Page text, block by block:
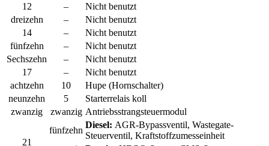
12
–
Nicht benutzt
dreizehn
–
Nicht benutzt
14
–
Nicht benutzt
fünfzehn
–
Nicht benutzt
Sechszehn
–
Nicht benutzt
17
–
Nicht benutzt
achtzehn
10
Hupe (Hornschalter)
neunzehn
5
Starterrelais koll
zwanzig
zwanzig Antriebsstrangsteuermodul
21
fünfzehn
Diesel: AGR-Bypassventil, Wastegate-
Steuerventil, Kraftstoffzumesseinheit